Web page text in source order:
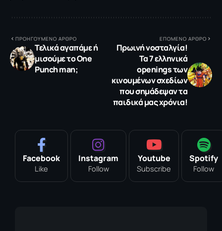
ΠΡΟΗΓΟΥΜΕΝΟ ΑΡΘΡΟ
Τελικά αγαπάμε ή
μισούμε το Οne
Punch man;
ΕΠΟΜΕΝΟ ΑΡΘΡΟ
Πρωινή νοσταλγία!
Τα 7 ελληνικά
οpenings των
κινουμένων σχεδίων
που σημάδεψαν τα
παιδικά μας χρόνια!
Facebook
Like
Instagram
Follow
Youtube
Subscribe
Spotify
Follow